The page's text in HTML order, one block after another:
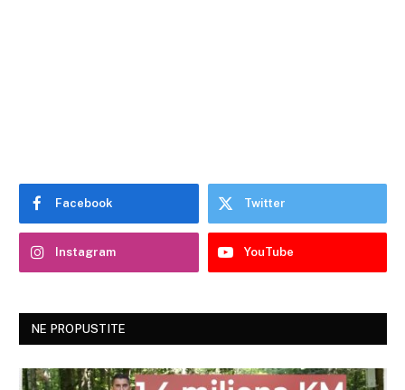
Facebook Twitter
Instagram YouTube
NE PROPUSTITE